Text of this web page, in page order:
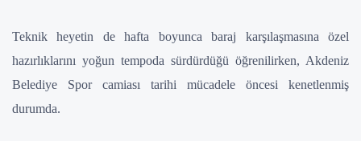
Teknik heyetin de hafta boyunca baraj karşılaşmasına özel
hazırlıklarını yoğun tempoda sürdürdüğü öğrenilirken, Akdeniz
Belediye Spor camiası tarihi mücadele öncesi kenetlenmiş
durumda.